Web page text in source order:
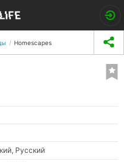
Homescapes
Русский